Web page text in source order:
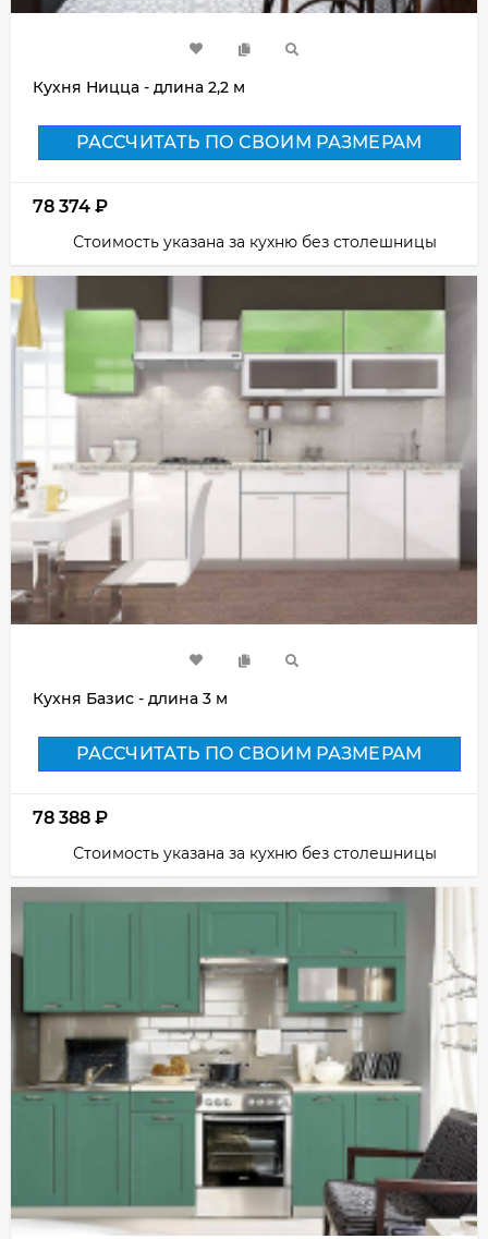
Кухня Ницца - длина 2,2 м
РАССЧИТАТЬ ПО СВОИМ РАЗМЕРАМ
78 374 ₽
Стоимость указана за кухню без столешницы
Кухня Базис - длина 3 м
РАССЧИТАТЬ ПО СВОИМ РАЗМЕРАМ
78 388 ₽
Стоимость указана за кухню без столешницы